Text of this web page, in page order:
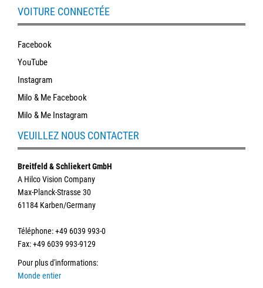
VOITURE CONNECTÉE
Facebook
YouTube
Instagram
Milo & Me Facebook
Milo & Me Instagram
VEUILLEZ NOUS CONTACTER
Breitfeld & Schliekert GmbH
A Hilco Vision Company
Max-Planck-Strasse 30
61184 Karben/Germany
Téléphone: +49 6039 993-0
Fax: +49 6039 993-9129
Pour plus d'informations:
Monde entier